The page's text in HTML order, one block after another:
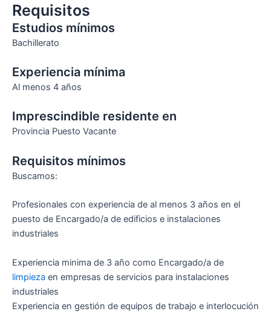
Requisitos
Estudios mínimos
Bachillerato
Experiencia mínima
Al menos 4 años
Imprescindible residente en
Provincia Puesto Vacante
Requisitos mínimos
Buscamos:
Profesionales con experiencia de al menos 3 años en el
puesto de Encargado/a de edificios e instalaciones
industriales
Experiencia minima de 3 año como Encargado/a de
limpieza en empresas de servicios para instalaciones
industriales
Experiencia en gestión de equipos de trabajo e interlocución